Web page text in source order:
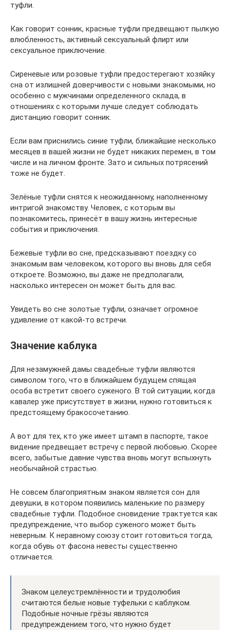
туфли.
Как говорит сонник, красные туфли предвещают пылкую
влюбленность, активный сексуальный флирт или
сексуальное приключение.
Сиреневые или розовые туфли предостерегают хозяйку
сна от излишней доверчивости с новыми знакомыми, но
особенно с мужчинами определенного склада, в
отношениях с которыми лучше следует соблюдать
дистанцию говорит сонник.
Если вам приснились синие туфли, ближайшие несколько
месяцев в вашей жизни не будет никаких перемен, в том
числе и на личном фронте. Зато и сильных потрясений
тоже не будет.
Зелёные туфли снятся к неожиданному, наполненному
интригой знакомству. Человек, с которым вы
познакомитесь, принесёт в вашу жизнь интересные
события и приключения.
Бежевые туфли во сне, предсказывают поездку со
знакомым вам человеком, которого вы вновь для себя
откроете. Возможно, вы даже не предполагали,
насколько интересен он может быть для вас.
Увидеть во сне золотые туфли, означает огромное
удивление от какой-то встречи.
Значение каблука
Для незамужней дамы свадебные туфли являются
символом того, что в ближайшем будущем спящая
особа встретит своего суженого. В той ситуации, когда
кавалер уже присутствует в жизни, нужно готовиться к
предстоящему бракосочетанию.
А вот для тех, кто уже имеет штамп в паспорте, такое
видение предвещает встречу с первой любовью. Скорее
всего, забытые давние чувства вновь могут вспыхнуть
необычайной страстью.
Не совсем благоприятным знаком является сон для
девушки, в котором появились маленькие по размеру
свадебные туфли. Подобное сновидение трактуется как
предупреждение, что выбор суженого может быть
неверным. К неравному союзу стоит готовиться тогда,
когда обувь от фасона невесты существенно
отличается.
Знаком целеустремлённости и трудолюбия
считаются белые новые туфельки с каблуком.
Подобные ночные грёзы являются
предупреждением того, что нужно будет